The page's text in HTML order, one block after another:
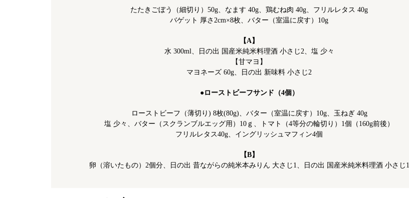
たたきごぼう（細切り）50g、なます 40g、鶏むね肉 40g、フリルレタス 40g
バゲット 厚さ2cm×8枚、バター（室温に戻す）10g
【A】
水 300ml、日の出 国産米純米料理酒 小さじ2、塩 少々
【甘マヨ】
マヨネーズ 60g、日の出 新味料 小さじ2
●ローストビーフサンド（4個）
ローストビーフ（薄切り) 8枚(80g)、バター（室温に戻す）10g、玉ねぎ 40g
塩 少々、バター（スクランブルエッグ用）10ｇ、トマト（4等分の輪切り）1個（160g前後）
フリルレタス40g、イングリッシュマフィン4個
【B】
卵（溶いたもの）2個分、日の出 昔ながらの純米本みりん 大さじ1、日の出 国産米純米料理酒 小さじ1